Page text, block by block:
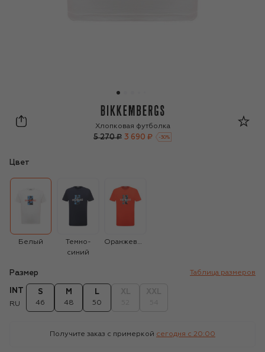
Dirk Bikkembergs
Хлопковая футболка
5 270 ₽ 3 690 ₽ -30%
Цвет
Белый
Темно-
синий
Оранжевый
Размер Таблица размеров
INT
RU
S
46
M
48
L
50
Получите заказ с примеркой сегодня c 20:00